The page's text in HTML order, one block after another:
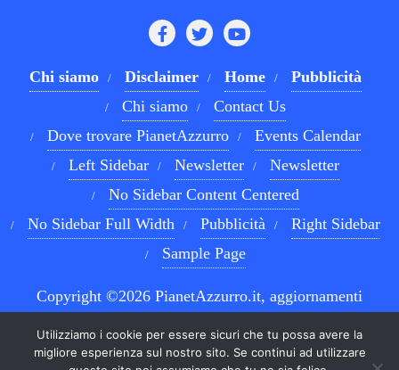
Chi siamo Disclaimer Home
Pubblicità
Chi siamo
Contact Us
Dove trovare PianetAzzurro
Events Calendar
Left Sidebar
Newsletter
Newsletter
No Sidebar Content Centered
No Sidebar Full Width
Pubblicità
Right Sidebar
Sample Page
Copyright ©2026 PianetAzzurro.it, aggiornamenti
rights reserved.Powered byWordPress & Designed by
Utilizziamo i cookie per essere sicuri che tu possa avere la
migliore esperienza sul nostro sito. Se continui ad utilizzare